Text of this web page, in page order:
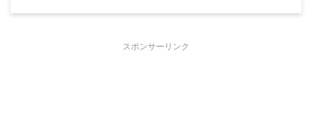
スポンサーリンク